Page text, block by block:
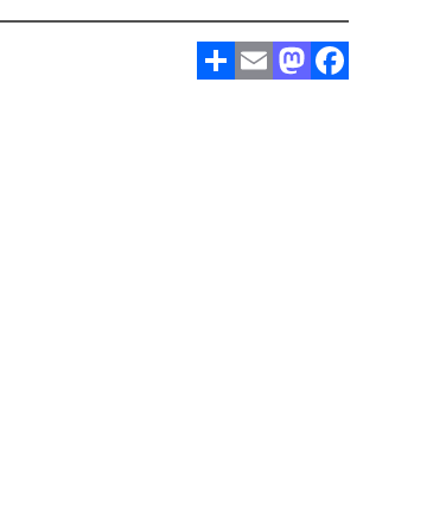
F
M
E